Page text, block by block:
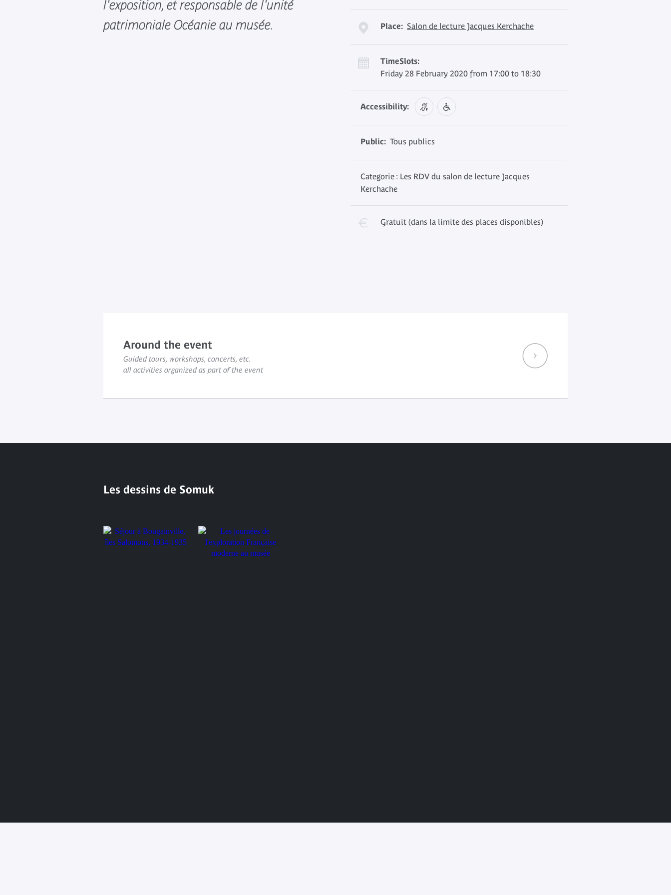
l'exposition, et responsable de l'unité
patrimoniale Océanie au musée.
Place: Salon de lecture Jacques Kerchache
TimeSlots:
Friday 28 February 2020 from 17:00 to 18:30
Accessibility:
Public: Tous publics
Categorie : Les RDV du salon de lecture Jacques
Kerchache
Gratuit (dans la limite des places disponibles)
Around the event
Guided tours, workshops, concerts, etc.
all activities organized as part of the event
Les dessins de Somuk